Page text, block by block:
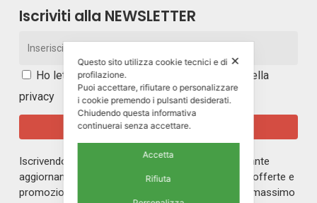
Iscriviti alla NEWSLETTER
Ho letto e accetto i
termini e le condizioni della
privacy
Iscrivendoti alla nostra newsletter rimarrai in costante
aggiornamento sul mondo di ERREPI, sulle nuove offerte e
promozioni riservate ai nostri iscritti. Riceverai un massimo
✕
Questo sito utilizza cookie tecnici e di
profilazione.
Puoi accettare, rifiutare o personalizzare
i cookie premendo i pulsanti desiderati.
Chiudendo questa informativa
continuerai senza accettare.
Accetta
Rifiuta